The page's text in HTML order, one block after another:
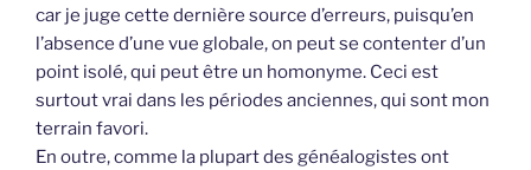
car je juge cette dernière source d’erreurs, puisqu’en
l’absence d’une vue globale, on peut se contenter d’un
point isolé, qui peut être un homonyme. Ceci est
surtout vrai dans les périodes anciennes, qui sont mon
terrain favori.
En outre, comme la plupart des généalogistes ont